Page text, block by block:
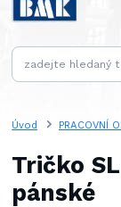
Úvod PRACOVNÍ
Tričko
pánské